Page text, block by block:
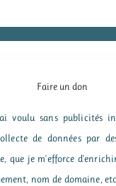
Faire un don
voulu sans publicités
de données par
que je m'efforce
nom de domaine,